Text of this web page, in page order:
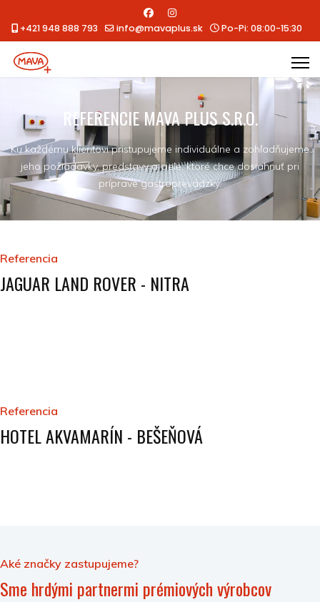
+421 948 888 793 info@mavaplus.sk Po-Pi: 08:00-15:30
REFERENCIE MAVA PLUS S.R.O.
Ku každému klientovi pristupujeme individuálne a zohľadňujeme
jeho požiadavky, predstavy a ciele, ktoré chce dosiahnuť pri
príprave gastroprevádzky.
Referencia
JAGUAR LAND ROVER - NITRA
Referencia
HOTEL AKVAMARÍN - BEŠEŇOVÁ
Aké značky zastupujeme?
Sme hrdými partnermi prémiových výrobcov